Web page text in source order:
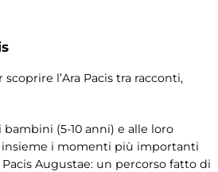
l’Ara Pacis tra racconti,
(5-10 anni) e alle loro
i momenti più importanti
Augustae: un percorso fatto di